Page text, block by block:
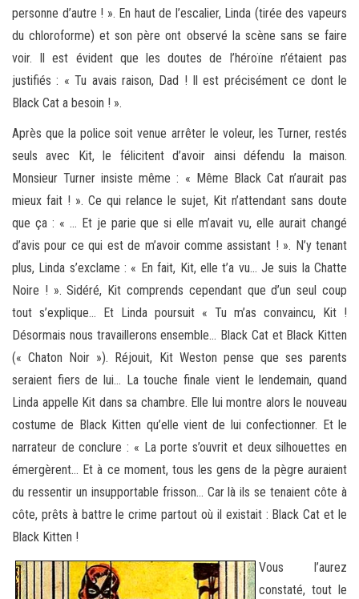
personne d’autre ! ». En haut de l’escalier, Linda (tirée des vapeurs
du chloroforme) et son père ont observé la scène sans se faire
voir. Il est évident que les doutes de l’héroïne n’étaient pas
justifiés : « Tu avais raison, Dad ! Il est précisément ce dont le
Black Cat a besoin ! ».
Après que la police soit venue arrêter le voleur, les Turner, restés
seuls avec Kit, le félicitent d’avoir ainsi défendu la maison.
Monsieur Turner insiste même : « Même Black Cat n’aurait pas
mieux fait ! ». Ce qui relance le sujet, Kit n’attendant sans doute
que ça : « … Et je parie que si elle m’avait vu, elle aurait changé
d’avis pour ce qui est de m’avoir comme assistant ! ». N’y tenant
plus, Linda s’exclame : « En fait, Kit, elle t’a vu… Je suis la Chatte
Noire ! ». Sidéré, Kit comprends cependant que d’un seul coup
tout s’explique… Et Linda poursuit « Tu m’as convaincu, Kit !
Désormais nous travaillerons ensemble… Black Cat et Black Kitten
(« Chaton Noir »). Réjouit, Kit Weston pense que ses parents
seraient fiers de lui… La touche finale vient le lendemain, quand
Linda appelle Kit dans sa chambre. Elle lui montre alors le nouveau
costume de Black Kitten qu’elle vient de lui confectionner. Et le
narrateur de conclure : « La porte s’ouvrit et deux silhouettes en
émergèrent… Et à ce moment, tous les gens de la pègre auraient
du ressentir un insupportable frisson… Car là ils se tenaient côte à
côte, prêts à battre le crime partout où il existait : Black Cat et le
Black Kitten !
Vous l’aurez
constaté, tout le